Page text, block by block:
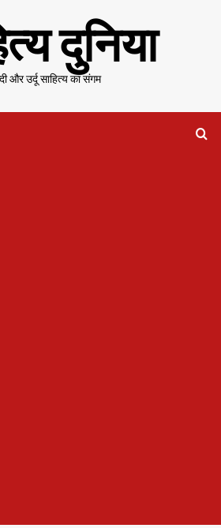
दुनिया
और उर्दू साहित्य का संगम